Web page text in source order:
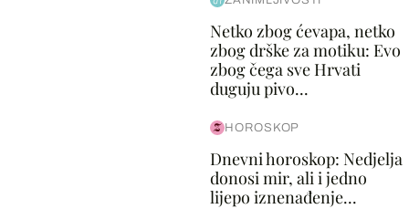
Netko zbog ćevapa, netko
zbog drške za motiku: Evo
zbog čega sve Hrvati
duguju pivo...
HOROSKOP
Dnevni horoskop: Nedjelja
donosi mir, ali i jedno
lijepo iznenađenje...